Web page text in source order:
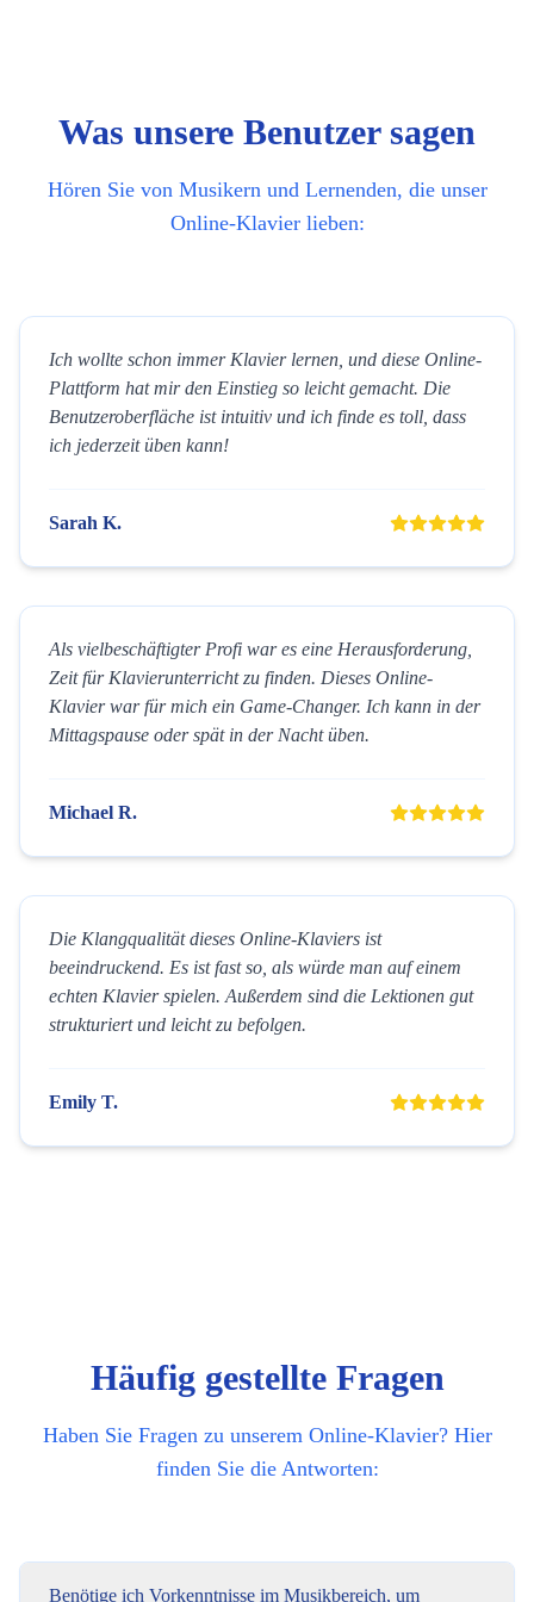
Was unsere Benutzer sagen
Hören Sie von Musikern und Lernenden, die unser
Online-Klavier lieben:
Ich wollte schon immer Klavier lernen, und diese Online-
Plattform hat mir den Einstieg so leicht gemacht. Die
Benutzeroberfläche ist intuitiv und ich finde es toll, dass
ich jederzeit üben kann!
Sarah K.
Als vielbeschäftigter Profi war es eine Herausforderung,
Zeit für Klavierunterricht zu finden. Dieses Online-
Klavier war für mich ein Game-Changer. Ich kann in der
Mittagspause oder spät in der Nacht üben.
Michael R.
Die Klangqualität dieses Online-Klaviers ist
beeindruckend. Es ist fast so, als würde man auf einem
echten Klavier spielen. Außerdem sind die Lektionen gut
strukturiert und leicht zu befolgen.
Emily T.
Häufig gestellte Fragen
Haben Sie Fragen zu unserem Online-Klavier? Hier
finden Sie die Antworten:
Benötige ich Vorkenntnisse im Musikbereich, um dieses Online-
Benötige ich Vorkenntnisse im Musikbereich, um